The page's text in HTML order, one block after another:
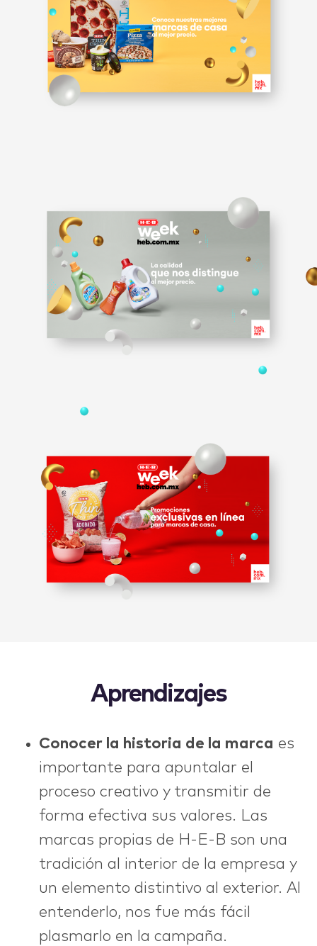
Aprendizajes
Conocer la historia de la marca es
importante para apuntalar el
proceso creativo y transmitir de
forma efectiva sus valores. Las
marcas propias de H-E-B son una
tradición al interior de la empresa y
un elemento distintivo al exterior. Al
entenderlo, nos fue más fácil
plasmarlo en la campaña.